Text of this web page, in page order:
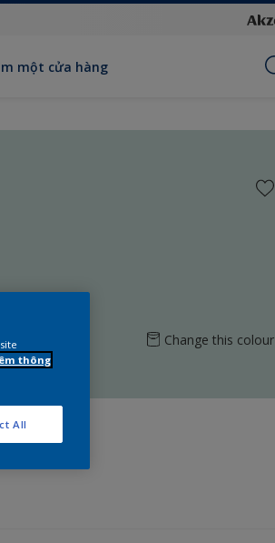
một cửa hàng
Change this colour
thông
All